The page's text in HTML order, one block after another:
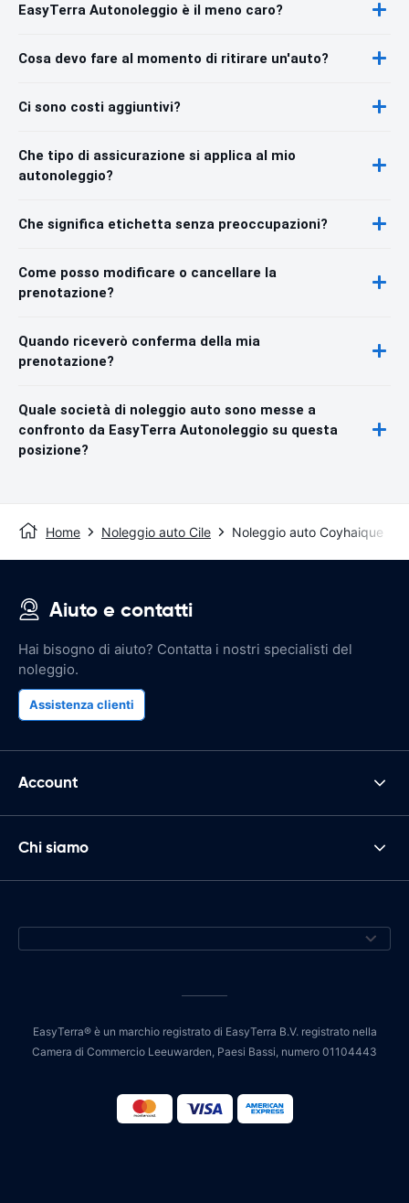
EasyTerra Autonoleggio è il meno caro?
Cosa devo fare al momento di ritirare un'auto?
Ci sono costi aggiuntivi?
Che tipo di assicurazione si applica al mio
autonoleggio?
Che significa etichetta senza preoccupazioni?
Come posso modificare o cancellare la
prenotazione?
Quando riceverò conferma della mia
prenotazione?
Quale società di noleggio auto sono messe a
confronto da EasyTerra Autonoleggio su questa
posizione?
Home Noleggio auto Cile Noleggio auto Coyhaique
Aiuto e contatti
Hai bisogno di aiuto? Contatta i nostri specialisti del
noleggio.
Assistenza clienti
Account
Chi siamo
EasyTerra® è un marchio registrato di EasyTerra B.V. registrato nella
Camera di Commercio Leeuwarden, Paesi Bassi, numero 01104443